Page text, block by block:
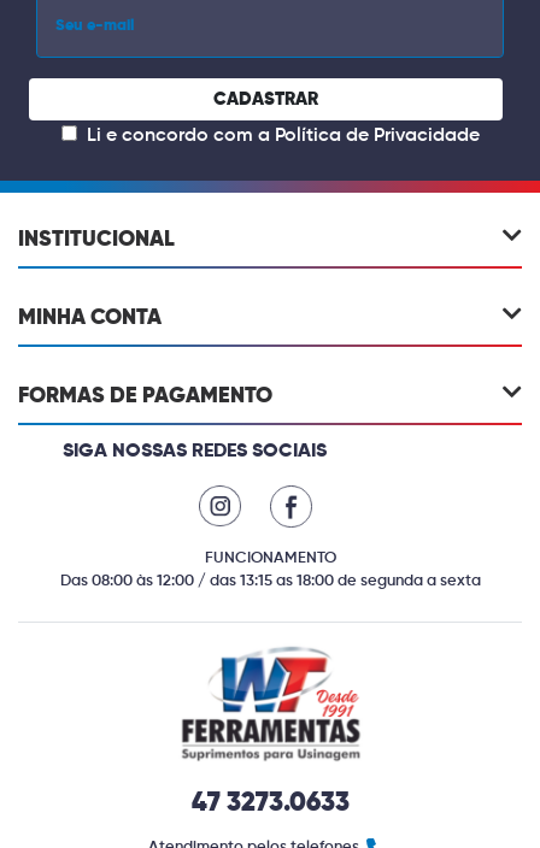
CADASTRAR
Li e concordo com a Política de Privacidade
INSTITUCIONAL
MINHA CONTA
FORMAS DE PAGAMENTO
SIGA NOSSAS REDES SOCIAIS
FUNCIONAMENTO
Das 08:00 às 12:00 / das 13:15 as 18:00 de segunda a sexta
47 3273.0633